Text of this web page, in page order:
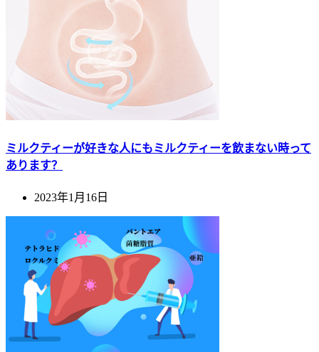
ミルクティーが好きな人にもミルクティーを飲まない時って
あります？
2023年1月16日